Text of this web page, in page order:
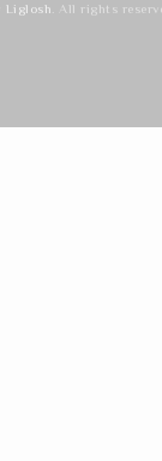
Liglosh . All rights